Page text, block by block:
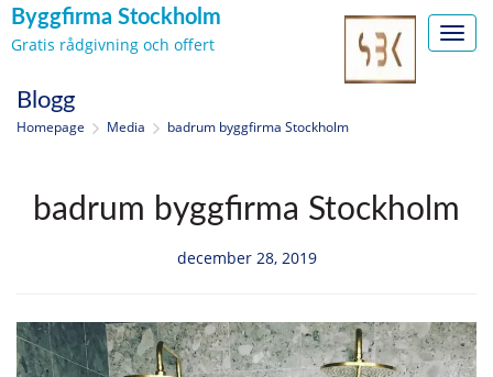
Byggfirma Stockholm
Gratis rådgivning och offert
content
Blogg
Homepage Media badrum byggfirma Stockholm
badrum byggfirma Stockholm
december 28, 2019